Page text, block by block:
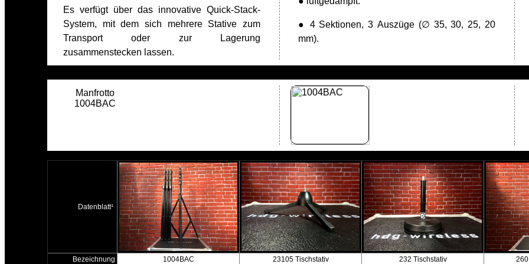
Es verfügt über das innovative Quick-Stack-
System, mit dem sich mehrere Stative zum
Transport oder zur Lagerung
zusammenstecken lassen.
● 4 Sektionen, 3 Auszüge (∅ 35, 30, 25, 20
mm).
Manfrotto
1004BAC
Datenblatt¹
Bezeichnung 1004BAC 23105 Tischstativ 232 Tischstativ